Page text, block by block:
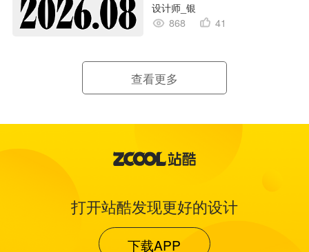
设计师_银
868
41
查看更多
打开站酷发现更好的设计
下载APP